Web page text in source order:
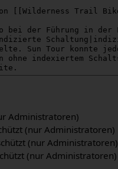
Administratoren)
(nur Administratoren)
(nur Administratoren)
(nur Administratoren)